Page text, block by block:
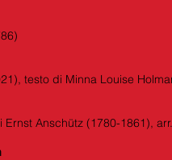
testo di Minna Louise
Anschütz (1780-1861),